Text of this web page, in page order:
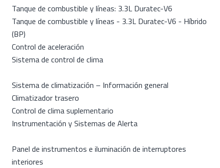
Tanque de combustible y líneas: 3.3L Duratec-V6
Tanque de combustible y líneas - 3.3L Duratec-V6 - Híbrido
(BP)
Control de aceleración
Sistema de control de clima
Sistema de climatización – Información general
Climatizador trasero
Control de clima suplementario
Instrumentación y Sistemas de Alerta
Panel de instrumentos e iluminación de interruptores
interiores